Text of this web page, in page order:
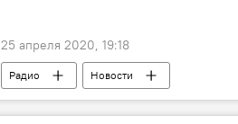
25 апреля 2020, 19:18
Радио Новости